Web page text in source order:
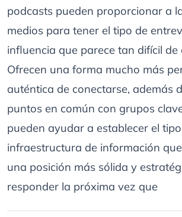
podcasts pueden proporcionar a
medios para tener el tipo de
influencia que parece tan difícil de
Ofrecen una forma mucho más
auténtica de conectarse, además
puntos en común con grupos
pueden ayudar a establecer el
infraestructura de información
una posición más sólida y
responder la próxima vez que